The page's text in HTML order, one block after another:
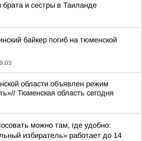
брата и сестры в Таиланде
байкер погиб на тюменской
области объявлен режим
Тюменская область сегодня
можно там, где удобно:
избиратель» работает до 14